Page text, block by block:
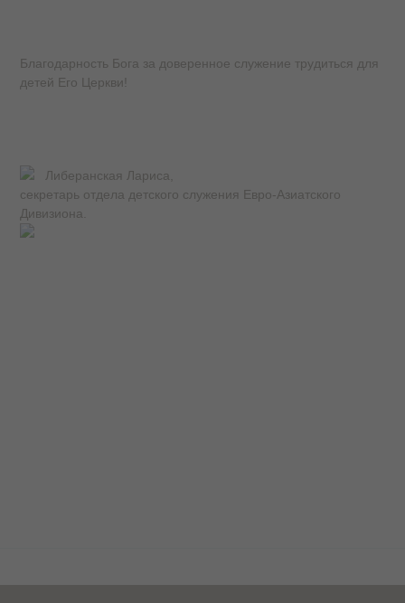
Благодарность Бога за доверенное служение трудиться для
детей Его Церкви!
Либеранская Лариса,
секретарь отдела детского служения Евро-Азиатского
Дивизиона.